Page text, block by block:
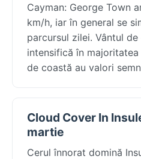
Cayman: George Town
km/h, iar în general se
parcursul zilei. Vântul
intensifică în
de coastă au valori
Cloud Cover In
martie
Cerul înnorat domină